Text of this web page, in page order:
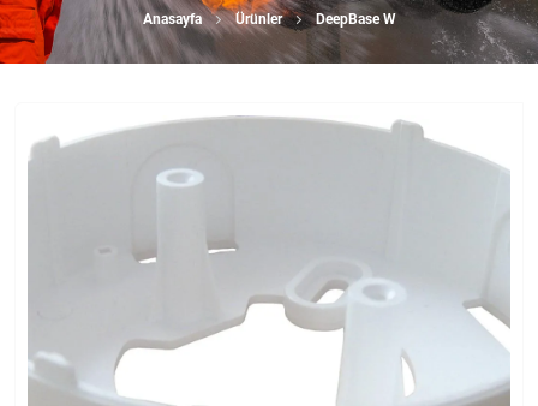
Anasayfa Ürünler DeepBase W